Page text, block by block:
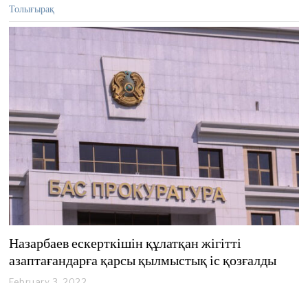
,
Толығырақ
Назарбаев ескерткішін құлатқан жігітті
азаптағандарға қарсы қылмыстық іс қозғалды